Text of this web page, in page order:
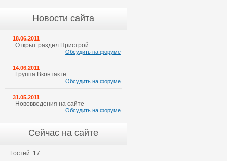
Новости сайта
18.06.2011
Открыт раздел Пристрой
Обсудить на форуме
14.06.2011
Группа Вконтакте
Обсудить на форуме
31.05.2011
Нововведения на сайте
Обсудить на форуме
Сейчас на сайте
Гостей: 17